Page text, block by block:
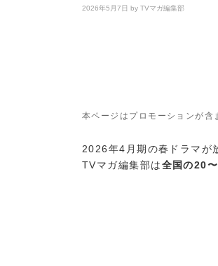
2026年5月7日 by TVマガ編集部
本ページはプロモーションが含
2026年4月期の春ドラマが
TVマガ編集部は全国の20